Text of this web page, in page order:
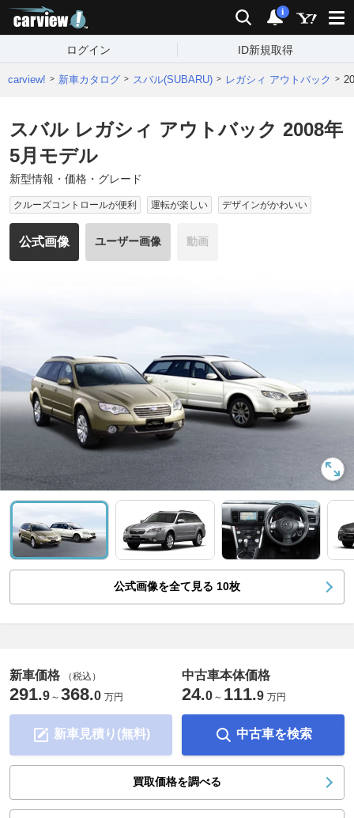
検索 通知
i
ログイン ID新規取得
carview! 新車カタログ スバル(SUBARU) レガシィ アウトバック
スバル レガシィ アウトバック 2008年
5月モデル
新型情報・価格・グレード
クルーズコントロールが便利 運転が楽しい デザインがかわいい
公式画像 ユーザー画像 動画
公式画像を全て見る 10枚
新車価格 （税込）
291.9 ～ 368.0 万円
新車見積り(無料)
中古車本体価格
24.0 ～ 111.9 万円
中古車を検索
買取価格を調べる